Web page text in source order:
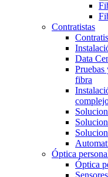
Contratistas
Data
Pruebas
fibra
Óptica
Óptica